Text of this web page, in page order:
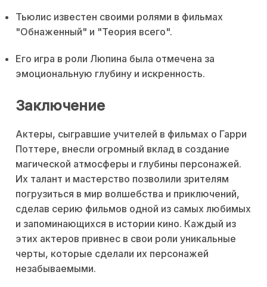
Тьюлис известен своими ролями в фильмах
"Обнаженный" и "Теория всего".
Его игра в роли Люпина была отмечена за
эмоциональную глубину и искренность.
Заключение
Актеры, сыгравшие учителей в фильмах о Гарри
Поттере, внесли огромный вклад в создание
магической атмосферы и глубины персонажей.
Их талант и мастерство позволили зрителям
погрузиться в мир волшебства и приключений,
сделав серию фильмов одной из самых любимых
и запоминающихся в истории кино. Каждый из
этих актеров привнес в свои роли уникальные
черты, которые сделали их персонажей
незабываемыми.